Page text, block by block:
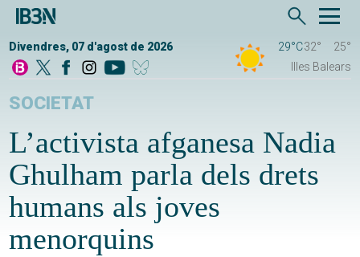
Divendres, 07 d'agost de 2026 29°C32°
25°
Illes Balears
SOCIETAT
L’activista afganesa Nadia
Ghulham parla dels drets
humans als joves
menorquins